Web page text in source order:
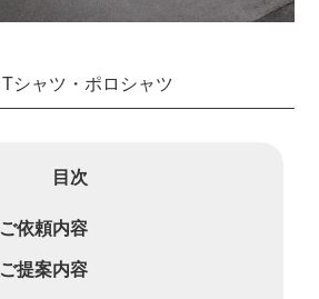
Tシャツ・ポロシャツ
目次
ご依頼内容
ご提案内容